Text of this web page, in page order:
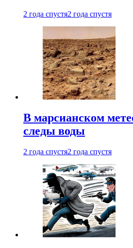
2 года спустя2 года спустя
В марсианском
следы воды
2 года спустя2 года спустя